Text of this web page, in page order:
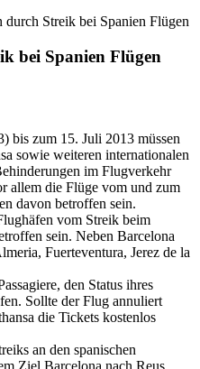
durch Streik bei Spanien Flügen
bei Spanien Flügen
bis zum 15. Juli 2013 müssen
sowie weiteren internationalen
im Flugverkehr
allem die Flüge vom und zum
davon betroffen sein.
vom Streik beim
sein. Neben Barcelona
Fuerteventura, Jerez de la
den Status ihres
Sollte der Flug annuliert
die Tickets kostenlos
an den spanischen
Ziel Barcelona nach Reus